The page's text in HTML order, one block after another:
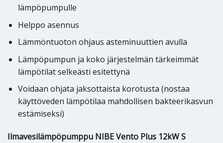
lämpöpumpulle
Helppo asennus
Lämmöntuoton ohjaus asteminuuttien avulla
Lämpöpumpun ja koko järjestelmän tärkeimmät
lämpötilat selkeästi esitettynä
Voidaan ohjata jaksottaista korotusta (nostaa
käyttöveden lämpötilaa mahdollisen bakteerikasvun
estämiseksi)
Ilmavesilämpöpumppu NIBE Vento Plus 12kW S